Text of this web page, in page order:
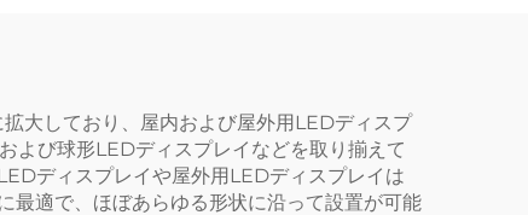
大しており、屋内および屋外用LEDディスプ
よび球形LEDディスプレイなどを取り揃えて
ディスプレイや屋外用LEDディスプレイは
最適で、ほぼあらゆる形状に沿って設置が可能